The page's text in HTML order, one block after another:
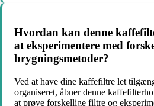
Hvordan kan denne
at eksperimentere med
brygningsmetoder?
Ved at have dine kaffefiltre let
organiseret, åbner denne
at prøve forskellige filtre og